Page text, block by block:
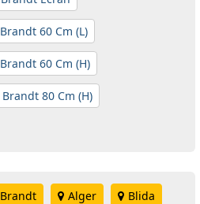
Brandt 60 Cm (L)
Brandt 60 Cm (H)
Brandt 80 Cm (H)
Brandt Alger Blida